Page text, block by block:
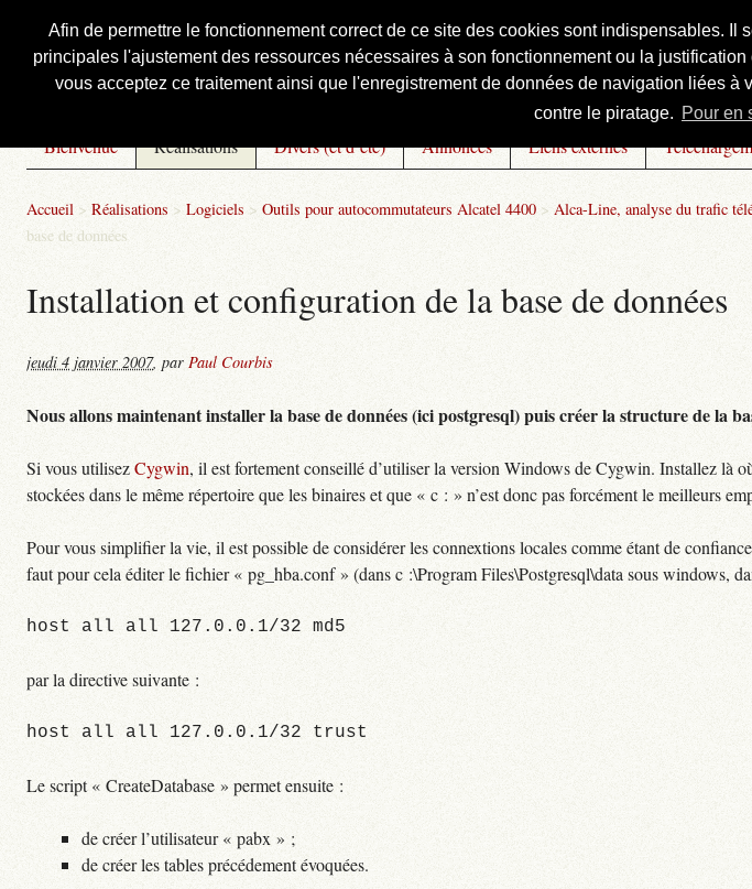
Afin de permettre le fonctionnement correct de ce site des cookies sont indispensables.
principales l'ajustement des ressources nécessaires à son fonctionnement ou la
vous acceptez ce traitement ainsi que l'enregistrement de données de navigation liées
contre le piratage. Pour en
Courbis, « LE » Blog Officiel
Bienvenue Réalisations Divers (et d’été) Annonces Liens externes
Accueil > Réalisations > Logiciels > Outils pour autocommutateurs Alcatel 4400 > Alca-Line, analyse du trafic
base de données
Installation et configuration de la base de données
jeudi 4 janvier 2007, par Paul Courbis
Nous allons maintenant installer la base de données (ici postgresql) puis créer la structure de la
Si vous utilisezCygwin, il est fortement conseillé d’utiliser la version Windows de Cygwin. Installez là
stockées dans le même répertoire que les binaires et que « c : » n’est donc pas forcément le meilleurs
Pour vous simplifier la vie, il est possible de considérer les connextions locales comme étant de
faut pour cela éditer le fichier « pg_hba.conf » (dans c :\Program Files\Postgresql\data sous windows,
host all all 127.0.0.1/32 md5
par la directive suivante :
host all all 127.0.0.1/32 trust
Le script « CreateDatabase » permet ensuite :
de créer l’utilisateur « pabx » ;
de créer les tables précédement évoquées.